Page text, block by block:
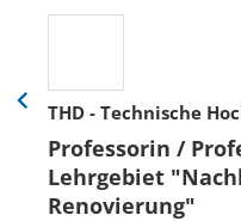
THD - Technische
Professorin /
Lehrgebiet
Renovierung"
Eine
zurück